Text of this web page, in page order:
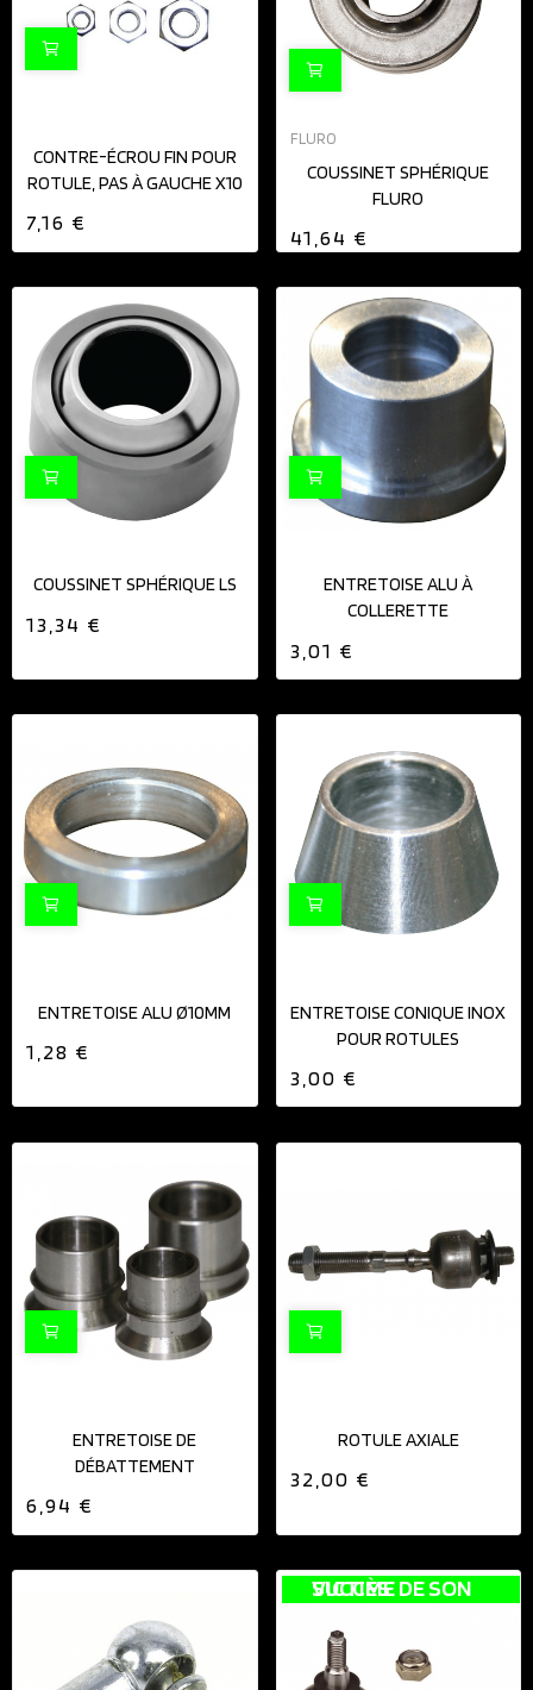
CONTRE-ÉCROU FIN POUR
ROTULE, PAS À GAUCHE X10
7,16 €
FLURO
COUSSINET SPHÉRIQUE
FLURO
41,64 €
COUSSINET SPHÉRIQUE LS
13,34 €
ENTRETOISE ALU À
COLLERETTE
3,01 €
ENTRETOISE ALU Ø10MM
1,28 €
ENTRETOISE CONIQUE INOX
POUR ROTULES
3,00 €
ENTRETOISE DE
DÉBATTEMENT
6,94 €
ROTULE AXIALE
32,00 €
VICTIME DE SON SUCCÈS